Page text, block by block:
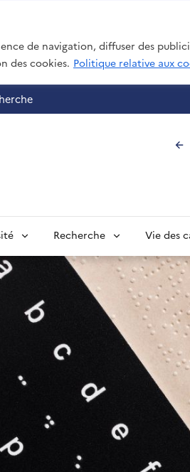
de navigation, diffuser des
des cookies. Politique relative aux
Recherche Vie des